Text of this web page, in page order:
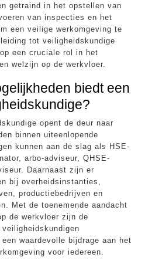
getraind in het opstellen van
van inspecties en het
een veilige werkomgeving te
tot veiligheidskundige
een cruciale rol in het
welzijn op de werkvloer.
biedt een
opent de deur naar
binnen uiteenlopende
kunnen aan de slag als HSE-
arbo-adviseur, QHSE-
Daarnaast zijn er
bij overheidsinstanties,
productiebedrijven en
Met de toenemende aandacht
de werkvloer zijn de
waardevolle bijdrage aan het
voor iedereen.